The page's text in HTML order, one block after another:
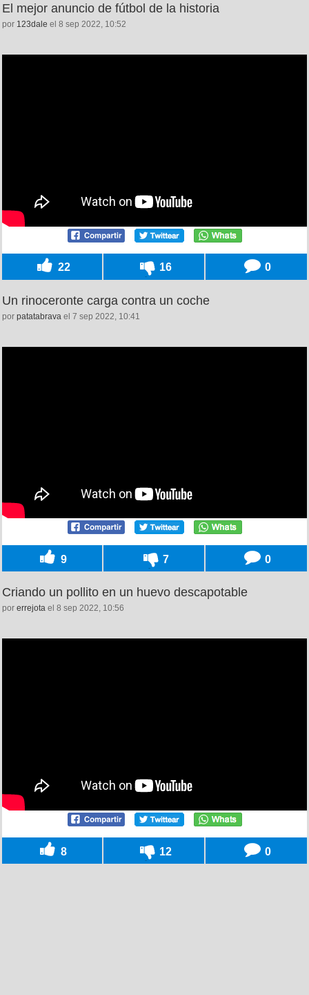
El mejor anuncio de fútbol de la historia
por 123dale el 8 sep 2022, 10:52
22 16 0
Un rinoceronte carga contra un coche
por patatabrava el 7 sep 2022, 10:41
9 7 0
Criando un pollito en un huevo descapotable
por errejota el 8 sep 2022, 10:56
8 12 0